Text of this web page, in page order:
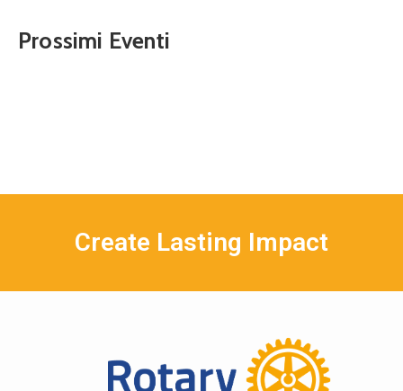
Prossimi Eventi
Create Lasting Impact